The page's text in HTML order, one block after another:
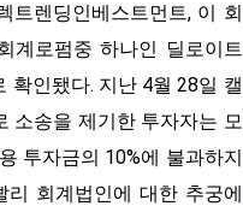
트렌딩인베스트먼트, 이 회
계로펌중 하나인 딜로이트
확인됐다. 지난 4월 28일 캘
소송을 제기한 투자자는 모
투자금의 10%에 불과하지
리 회계법인에 대한 추궁에